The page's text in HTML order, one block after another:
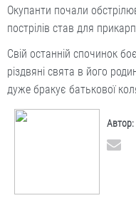
Окупанти почали
пострілів став для
Свій останній спочинок
різдвяні свята в його
дуже бракує батькової
Автор: